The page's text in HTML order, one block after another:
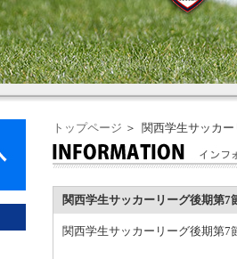
トップページ ＞ 関西学生サッカ
関西学生サッカーリーグ後期第7
関西学生サッカーリーグ後期第7